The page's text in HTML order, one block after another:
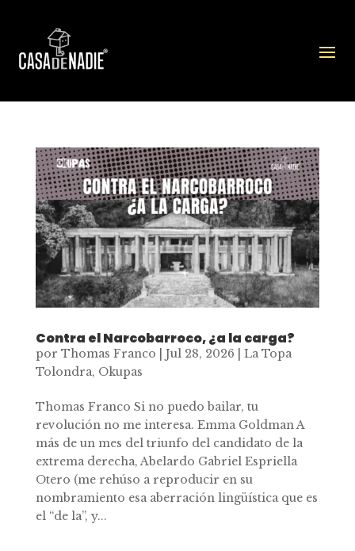
Contra el Narcobarroco, ¿a la carga?
por Thomas Franco Jul 28, 2026
La Topa
Tolondra, Okupas
Thomas Franco Si no puedo bailar, tu
revolución no me interesa. Emma Goldman A
más de un mes del triunfo del candidato de la
extrema derecha, Abelardo Gabriel Espriella
Otero (me rehúso a reproducir en su
nombramiento esa aberración lingüística que es
el “de la”, y...